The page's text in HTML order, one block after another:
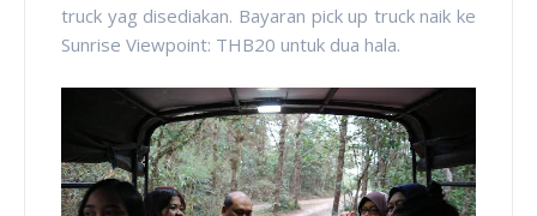
truck yag disediakan. Bayaran pick up truck naik ke
Sunrise Viewpoint: THB20 untuk dua hala.